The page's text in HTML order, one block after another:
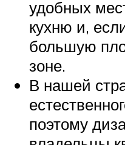
удобных
кухню и,
большую
зоне.
В нашей
поэтому